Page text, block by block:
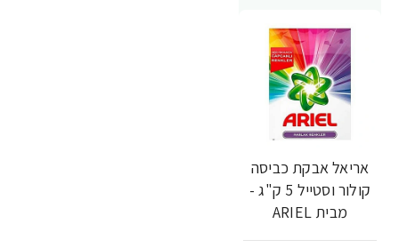
אריאל אבקת כביסה
קולור וסטייל 5 ק"ג -
מבית ARIEL